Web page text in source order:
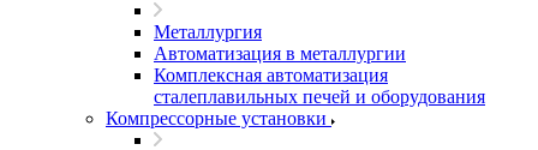
Металлургия
Автоматизация в металлургии
Комплексная автоматизация
сталеплавильных печей и оборудования
Компрессорные установки